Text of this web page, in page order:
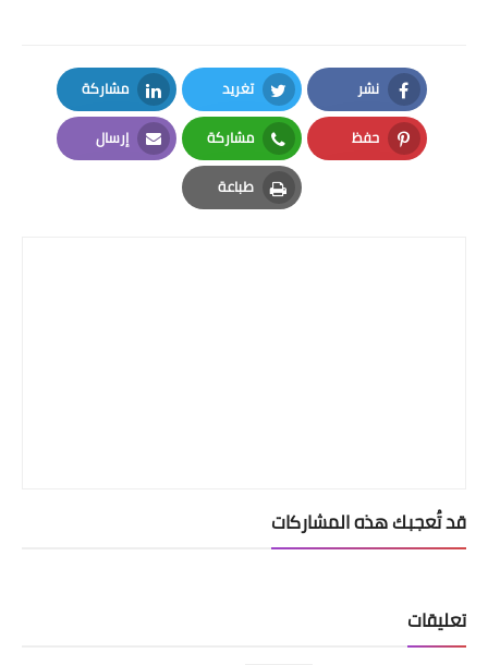
نشر
Facebook
تغريد
Twitter
مشاركة
LinkedIn
حفظ
Pinterest
مشاركة
Whatsapp
إرسال
Email
طباعة
Print
قد تُعجبك هذه المشاركات
تعليقات